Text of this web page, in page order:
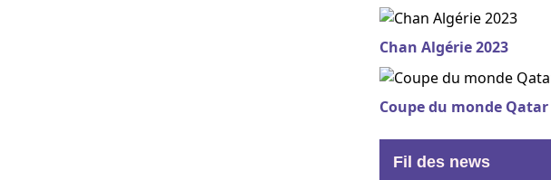
Chan Algérie 2023
Coupe du monde Qatar
Fil des news